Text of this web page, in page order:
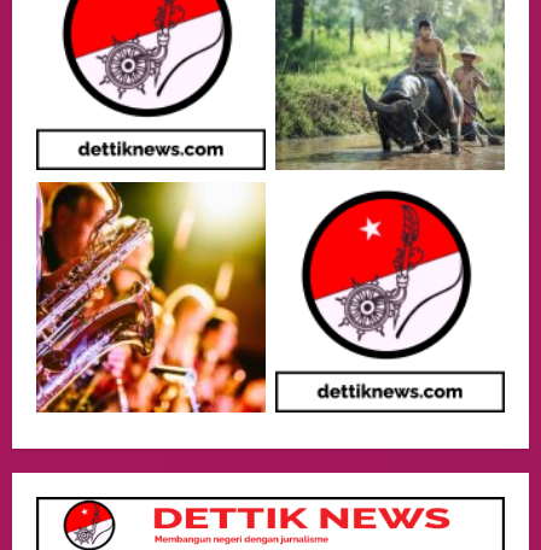
05/08/2026
3
Health
Aliyuddin: Anak Indonesia di Luar Negeri
Harus Berprestasi, Berkarakter, dan
Menjaga Nama Baik Bangsa
05/08/2026
4
Putusan Diundur Lagi, Pernyataan
Hakim pada Sidang Sebelumnya Jadi
Sorotan
05/08/2026
5
Politik
Presiden Prabowo dan PM Thailand
Sepakat Perkuat Stabilitas ketahan
Kedua Negara.
Culture
Pengadilan Agama Jakarta Pusat